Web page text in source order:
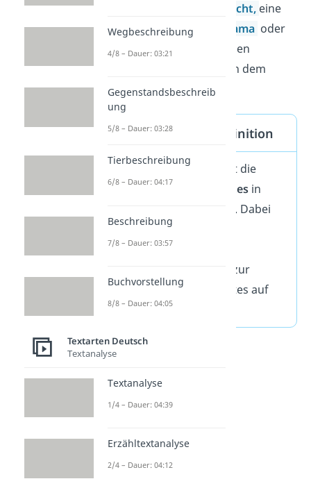
Gedicht, eine
Kurzgeschichte,
Drama oder
ein Buch(kapitel). Bei allen
Textarten gehst du nach dem
gleichen Muster vor.
Interpretation Definition
Eine Interpretation ist die
Auslegung eines Textesin
Form eines Aufsatzes. Dabei
stellst du anhand von
Textbelegen eine
Deutungshypothese zur
Kernaussage des Textes auf
und diskutierst sie.
Wegbeschreibung
4/8 – Dauer: 03:21
Gegenstandsbeschreib
ung
5/8 – Dauer: 03:28
Tierbeschreibung
6/8 – Dauer: 04:17
Beschreibung
7/8 – Dauer: 03:57
Buchvorstellung
8/8 – Dauer: 04:05
Textarten Deutsch
Textanalyse
Textanalyse
1/4 – Dauer: 04:39
Erzähltextanalyse
2/4 – Dauer: 04:12